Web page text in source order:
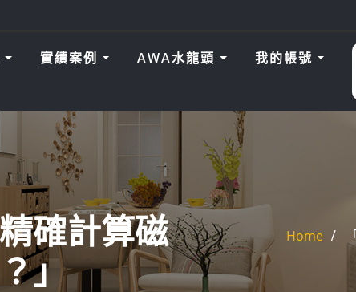
實績案例 AWA水龍頭 我的帳號
確計算磁
」
Home